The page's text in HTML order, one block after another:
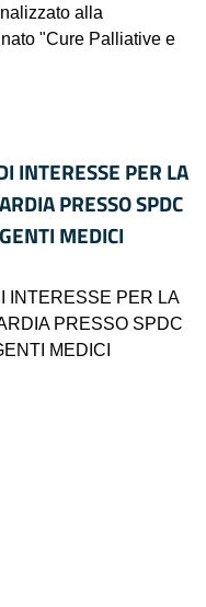
alla
"Cure Palliative e
INTERESSE PER LA
PRESSO SPDC
MEDICI
INTERESSE PER LA
PRESSO SPDC
MEDICI